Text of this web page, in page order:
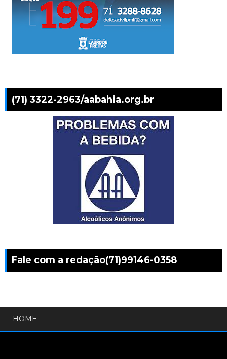
(71) 3322-2963/aabahia.org.br
Fale com a redação(71)99146-0358
HOME